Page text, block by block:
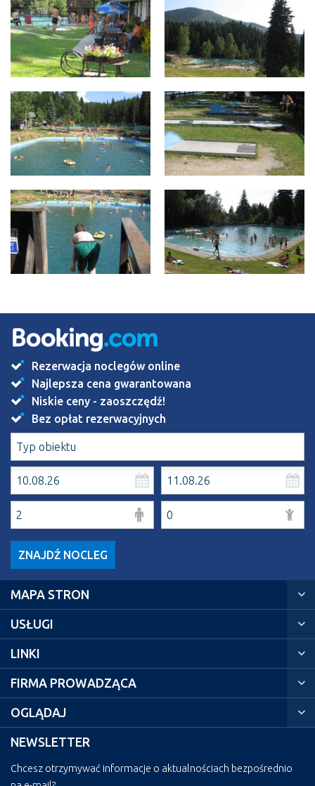
Rezerwacja noclegów online
Najlepsza cena gwarantowana
Niskie ceny - zaoszczędź!
Bez opłat rezerwacyjnych
ZNAJDŹ NOCLEG
MAPA STRON
USŁUGI
LINKI
FIRMA PROWADZĄCA
OGLĄDAJ
NEWSLETTER
Chcesz otrzymywać informacje o aktualnościach bezpośrednio